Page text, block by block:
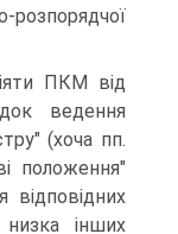
розпорядчої
ПКМ від
ведення
(хоча пп.
положення"
відповідних
інших